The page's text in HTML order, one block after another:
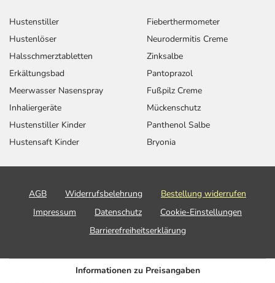
Hustenstiller
Hustenlöser
Halsschmerztabletten
Erkältungsbad
Meerwasser Nasenspray
Inhaliergeräte
Hustenstiller Kinder
Hustensaft Kinder
Fieberthermometer
Neurodermitis Creme
Zinksalbe
Pantoprazol
Fußpilz Creme
Mückenschutz
Panthenol Salbe
Bryonia
AGB Widerrufsbelehrung
Bestellung widerrufen
Impressum
Datenschutz
Cookie-Einstellungen
Barrierefreiheitserklärung
Informationen zu Preisangaben